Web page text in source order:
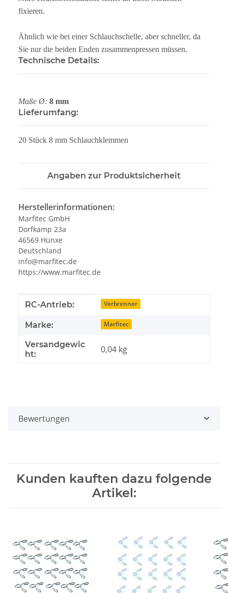
fixieren.
Ähnlich wie bei einer Schlauchschelle, aber schneller, da
Sie nur die beiden Enden zusammenpressen müssen.
Technische Details:
Maße Ø: 8 mm
Lieferumfang:
20 Stück 8 mm Schlauchklemmen
Angaben zur Produktsicherheit
Herstellerinformationen:
Marfitec GmbH
Dorfkamp 23a
46569 Hünxe
Deutschland
info@marfitec.de
https://www.marfitec.de
Produkteigenschaft
Wert
RC-Antrieb: Verbrenner
Marke: Marfitec
Versandgewic
ht:
0,04 kg
Bewertungen
Kunden kauften dazu folgende
Artikel: